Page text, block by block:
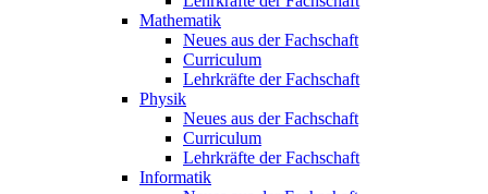
Mathematik
Neues aus der Fachschaft
Curriculum
Lehrkräfte der Fachschaft
Physik
Neues aus der Fachschaft
Curriculum
Lehrkräfte der Fachschaft
Informatik